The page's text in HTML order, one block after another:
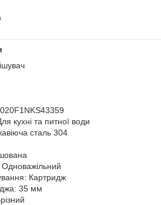
кухні та питної води
сталь 304
Картридж
35 мм